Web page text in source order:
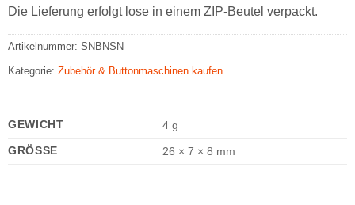
Die Lieferung erfolgt lose in einem ZIP-Beutel verpackt.
Artikelnummer: SNBNSN
Kategorie: Zubehör & Buttonmaschinen kaufen
GEWICHT
4 g
GRÖSSE
26 × 7 × 8 mm